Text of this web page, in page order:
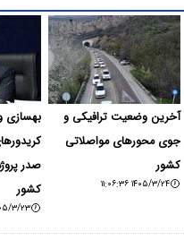
آخرین وضعیت ترافیکی و
جوی محورهای مواصلاتی
کشور
۱۴۰۵/۳/۲۴ ۱۱:۰۶:۳۶
بهسازی
صدر
کشور
۱۴۰۵/۳/۲۳